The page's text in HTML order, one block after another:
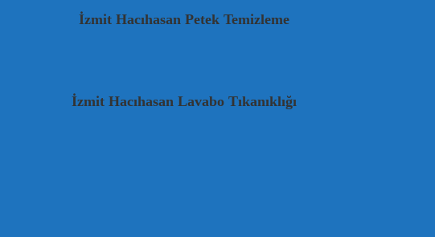
İzmit Hacıhasan Petek Temizleme
İzmit Hacıhasan Lavabo Tıkanıklığı